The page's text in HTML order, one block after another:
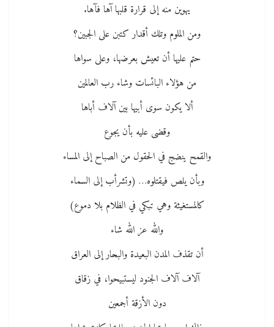
يهوين منه إلى قرارة قلبها آها فآها.
ومن الملوم وتلك أقدار كتبن على الجبين؟
حتم عليها أن تعيش بعرضها، وعلى سواها
من هؤلاء البائسات وشاء رب العالمين
ألا يكون سوى أبيها بين آلاف أباها
وقضى عليه بأن يجوع
والقمح ينضج في الحقول من الصباح إلى المساء
وبأن يلص فيقتلوه… (وتشرأب إلى السماء
كالمستغيثة وهي تبكي في الظلام بلا دموع)
والله عز الله شاء
أن تقذف المدن البعيدة والبحار إلى العراق
آلاف آلاف الجنود ليستبيحوا، في زقاق
دون الأزقة أجمعين